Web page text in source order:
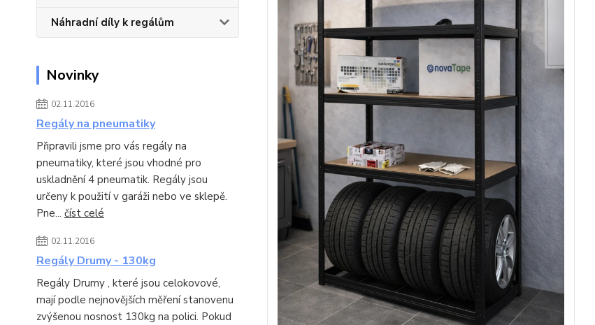
Náhradní díly k regálům
Novinky
02.11.2016
Regály na pneumatiky
Připravili jsme pro vás regály na
pneumatiky, které jsou vhodné pro
uskladnění 4 pneumatik. Regály jsou
určeny k použití v garáži nebo ve sklepě.
Pne... číst celé
02.11.2016
Regály Drumy - 130kg
Regály Drumy , které jsou celokovové,
mají podle nejnovějších měření stanovenu
zvýšenou nosnost 130kg na polici. Pokud